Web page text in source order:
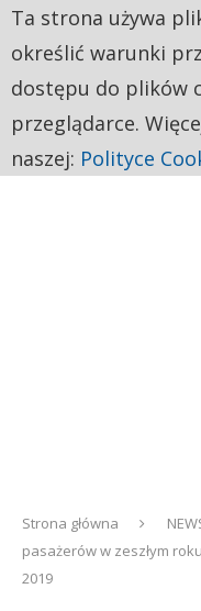
Strona główna
pasażerów w zeszłym
2019
Ta strona używa
określić warunki
dostępu do plików
przeglądarce.
naszej: Polityce